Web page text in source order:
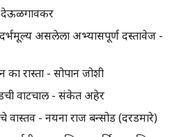
देऊळगावकर
असलेला अभ्यासपूर्ण दस्तावेज -
रास्ता - सोपान जोशी
वाटचाल - संकेत अहेर
वास्तव - नयना राज बन्सोड (दरडमारे)